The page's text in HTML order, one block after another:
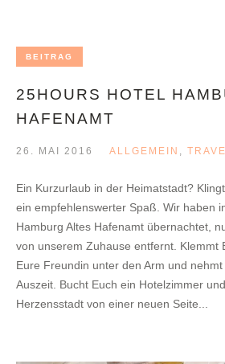
BEITRAG
25HOURS HOTEL
HAFENAMT
26. MAI 2016 ALLGEMEIN
Ein Kurzurlaub in der Heimatstadt?
ein empfehlenswerter Spaß. Wir haben
Hamburg Altes Hafenamt übernachtet,
von unserem Zuhause entfernt. Klemmt
Eure Freundin unter den Arm und
Auszeit. Bucht Euch ein Hotelzimmer
Herzensstadt von einer neuen Seite...